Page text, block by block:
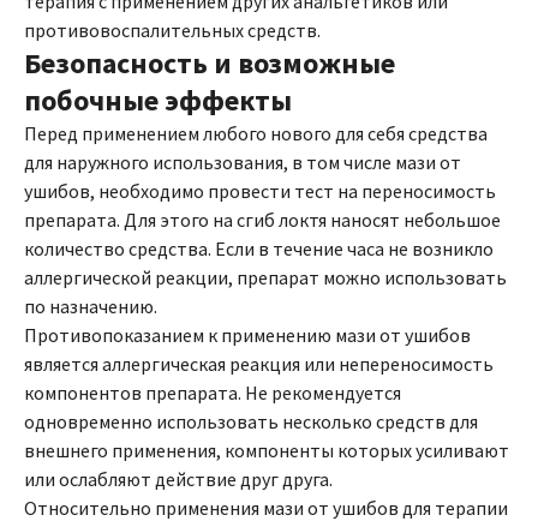
противовоспалительных средств.
Безопасность и возможные
побочные эффекты
Перед применением любого нового для себя средства
для наружного использования, в том числе мази от
ушибов, необходимо провести тест на переносимость
препарата. Для этого на сгиб локтя наносят небольшое
количество средства. Если в течение часа не возникло
аллергической реакции, препарат можно использовать
по назначению.
Противопоказанием к применению мази от ушибов
является аллергическая реакция или непереносимость
компонентов препарата. Не рекомендуется
одновременно использовать несколько средств для
внешнего применения, компоненты которых усиливают
или ослабляют действие друг друга.
Относительно применения мази от ушибов для терапии